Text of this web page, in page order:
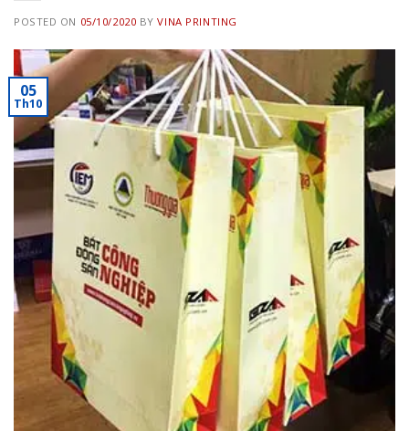
POSTED ON 05/10/2020 BYVINA PRINTING
05
Th10